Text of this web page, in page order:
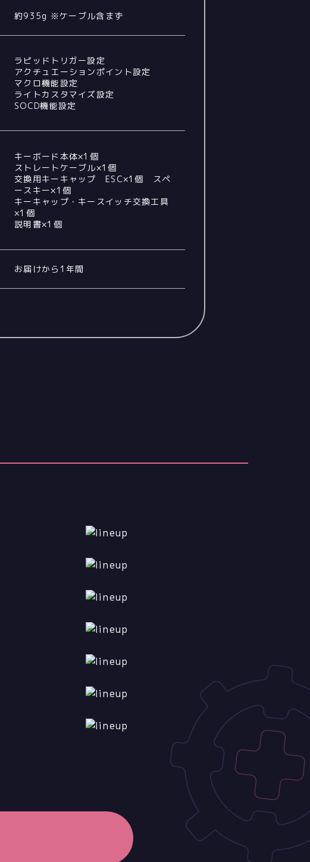
約935g ※ケーブル含まず
ラピッドトリガー設定
アクチュエーションポイント設定
マクロ機能設定
ライトカスタマイズ設定
SOCD機能設定
キーボード本体×1個
ストレートケーブル×1個
交換用キーキャップ ESC×1個 スペ
ースキー×1個
キーキャップ・キースイッチ交換工具
×1個
説明書×1個
お届けから1年間